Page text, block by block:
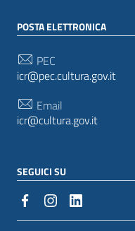
POSTA ELETTRONICA
PEC
icr@pec.cultura.gov.it
Email
icr@cultura.gov.it
SEGUICI SU